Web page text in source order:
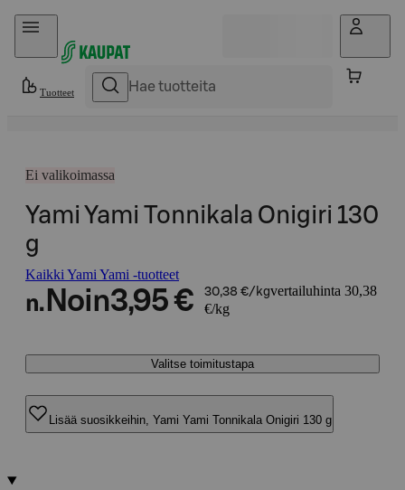
Hyppää sisältöön
Tuotteet
Ei valikoimassa
Yami Yami Tonnikala Onigiri 130
g
Kaikki Yami Yami -tuotteet
n. Noin3,95 € 30,38 €/kgvertailuhinta 30,38
€/kg
Valitse toimitustapa
Lisää suosikkeihin, Yami Yami Tonnikala Onigiri 130 g